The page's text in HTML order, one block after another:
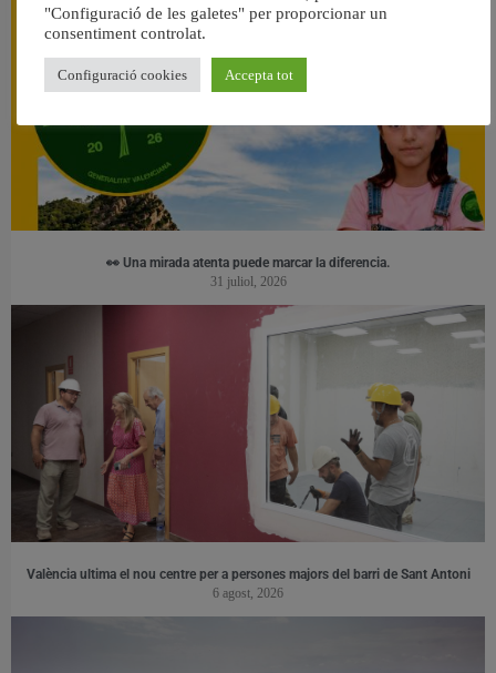
👀 Una mirada atenta puede marcar la diferencia.
31 juliol, 2026
València ultima el nou centre per a persones majors del barri de Sant Antoni
6 agost, 2026
"Configuració de les galetes" per proporcionar un
consentiment controlat.
Configuració cookies Accepta tot